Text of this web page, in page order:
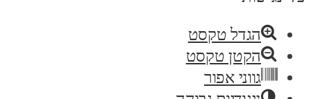
הגדל טקסט
הקטן טקסט
גווני אפור